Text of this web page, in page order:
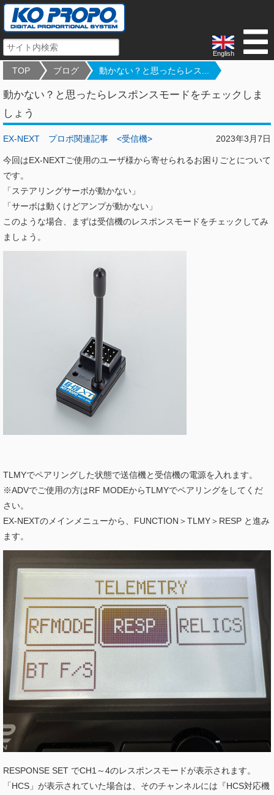
English
TOP ブログ 動かない？と思ったらレス...
動かない？と思ったらレスポンスモードをチェックしま
しょう
2023年3月7日
EX-NEXT プロポ関連記事 <受信機>
今回はEX-NEXTご使用のユーザ様から寄せられるお困りごとについて
です。
「ステアリングサーボが動かない」
「サーボは動くけどアンプが動かない」
このような場合、まずは受信機のレスポンスモードをチェックしてみ
ましょう。
TLMYでペアリングした状態で送信機と受信機の電源を入れます。
※ADVでご使用の方はRF MODEからTLMYでペアリングをしてくだ
さい。
EX-NEXTのメインメニューから、FUNCTION＞TLMY＞RESP と進み
ます。
RESPONSE SET でCH1～4のレスポンスモードが表示されます。
「HCS」が表示されていた場合は、そのチャンネルには『HCS対応機